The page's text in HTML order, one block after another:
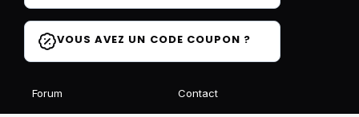
VOUS AVEZ UN CODE COUPON ?
Forum Contact